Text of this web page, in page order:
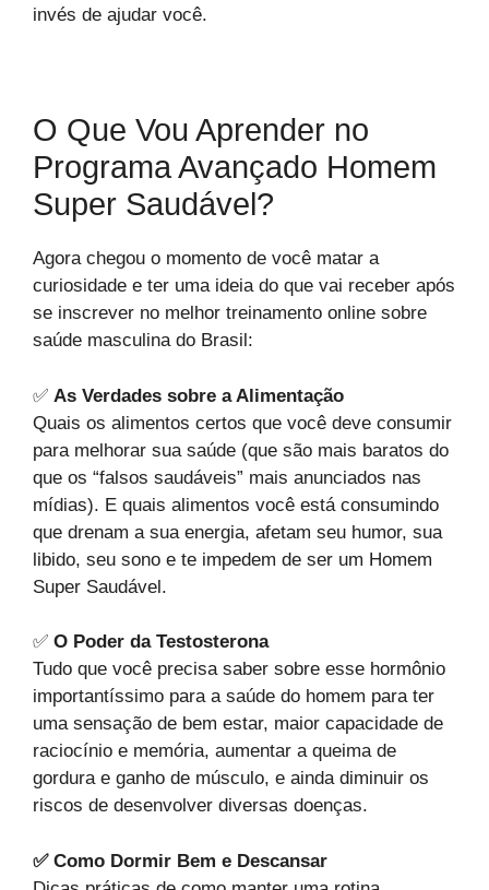
invés de ajudar você.
O Que Vou Aprender no
Programa Avançado Homem
Super Saudável?
Agora chegou o momento de você matar a
curiosidade e ter uma ideia do que vai receber após
se inscrever no melhor treinamento online sobre
saúde masculina do Brasil:
✅ As Verdades sobre a Alimentação
Quais os alimentos certos que você deve consumir
para melhorar sua saúde (que são mais baratos do
que os “falsos saudáveis” mais anunciados nas
mídias). E quais alimentos você está consumindo
que drenam a sua energia, afetam seu humor, sua
libido, seu sono e te impedem de ser um Homem
Super Saudável.
✅ O Poder da Testosterona
Tudo que você precisa saber sobre esse hormônio
importantíssimo para a saúde do homem para ter
uma sensação de bem estar, maior capacidade de
raciocínio e memória, aumentar a queima de
gordura e ganho de músculo, e ainda diminuir os
riscos de desenvolver diversas doenças.
✅ Como Dormir Bem e Descansar